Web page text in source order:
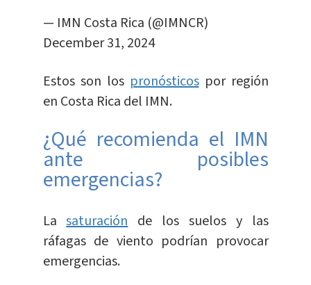
— IMN Costa Rica (@IMNCR)
December 31, 2024
Estos son los pronósticos por región
en Costa Rica del IMN.
¿Qué recomienda el IMN
ante posibles
emergencias?
Lasaturación de los suelos y las
ráfagas de viento podrían provocar
emergencias.